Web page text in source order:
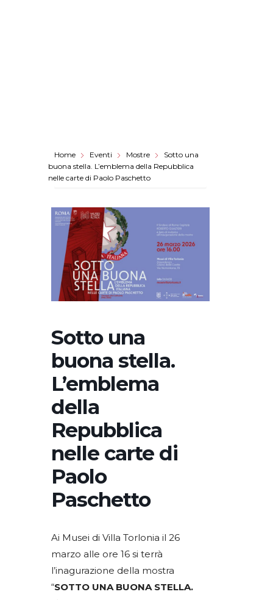
Home Eventi Mostre
Sotto una
buona stella. L’emblema della Repubblica
nelle carte di Paolo Paschetto
Sotto una
buona stella.
L’emblema
della
Repubblica
nelle carte di
Paolo
Paschetto
Ai Musei di Villa Torlonia il 26
marzo alle ore 16 si terrà
l’inagurazione della mostra
“SOTTO UNA BUONA STELLA.